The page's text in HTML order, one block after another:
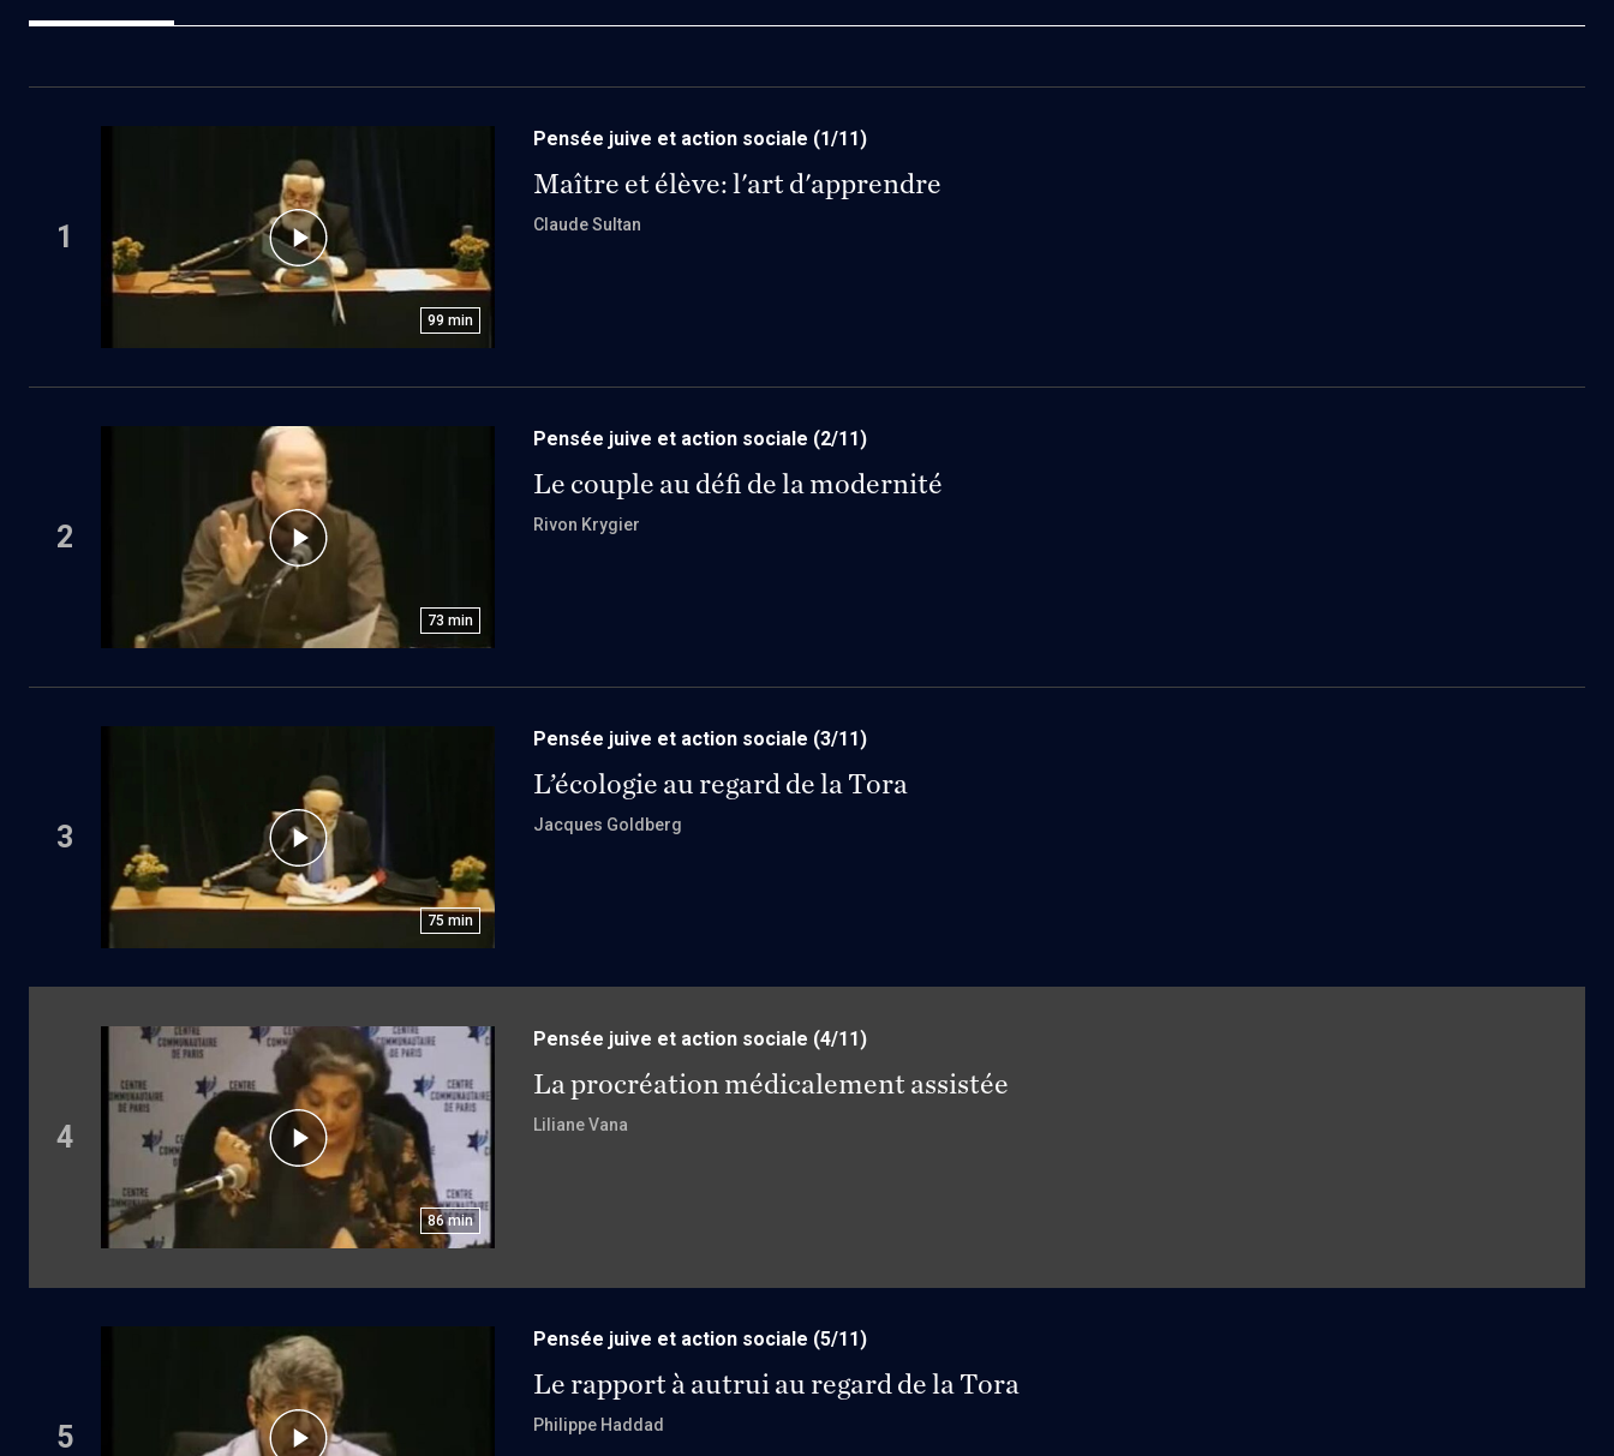
1
99 min
Pensée juive et action sociale (1/11)
Maître et élève: l'art d'apprendre
Claude Sultan
2
73 min
Pensée juive et action sociale (2/11)
Le couple au défi de la modernité
Rivon Krygier
3
75 min
Pensée juive et action sociale (3/11)
L’écologie au regard de la Tora
Jacques Goldberg
4
86 min
Pensée juive et action sociale (4/11)
La procréation médicalement assistée
Liliane Vana
5
Pensée juive et action sociale (5/11)
Le rapport à autrui au regard de la Tora
Philippe Haddad